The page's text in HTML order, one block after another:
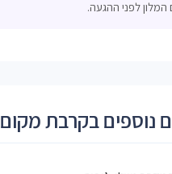
לפני ההגעה.
נוספים בקרבת מקום